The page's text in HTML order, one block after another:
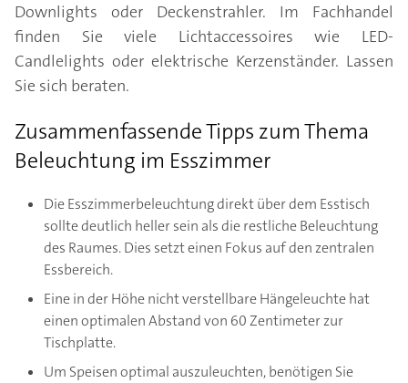
Downlights oder Deckenstrahler. Im Fachhandel
finden Sie viele Lichtaccessoires wie LED-
Candlelights oder elektrische Kerzenständer. Lassen
Sie sich beraten.
Zusammenfassende Tipps zum Thema
Beleuchtung im Esszimmer
Die Esszimmerbeleuchtung direkt über dem Esstisch
sollte deutlich heller sein als die restliche Beleuchtung
des Raumes. Dies setzt einen Fokus auf den zentralen
Essbereich.
Eine in der Höhe nicht verstellbare Hängeleuchte hat
einen optimalen Abstand von 60 Zentimeter zur
Tischplatte.
Um Speisen optimal auszuleuchten, benötigen Sie